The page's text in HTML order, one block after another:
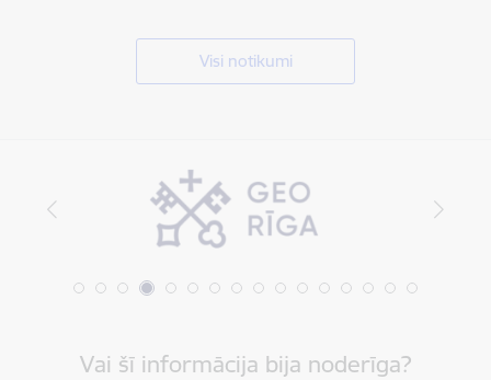
Visi notikumi
Vai šī informācija bija noderīga?